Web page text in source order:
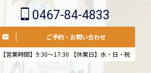
0467-84-4833
ご予約・お問い合わせ
【営業時間】9:30〜17:30 【休業日】水・日・祝